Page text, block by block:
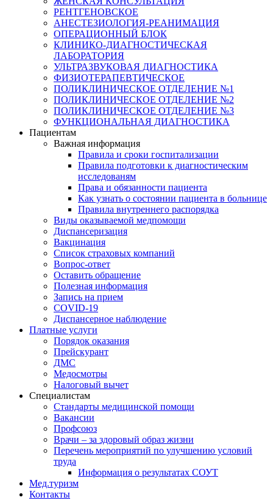
РЕНТГЕНОВСКОЕ
АНЕСТЕЗИОЛОГИЯ-РЕАНИМАЦИЯ
ОПЕРАЦИОННЫЙ БЛОК
КЛИНИКО-ДИАГНОСТИЧЕСКАЯ
ЛАБОРАТОРИЯ
УЛЬТРАЗВУКОВАЯ ДИАГНОСТИКА
ФИЗИОТЕРАПЕВТИЧЕСКОЕ
ПОЛИКЛИНИЧЕСКОЕ ОТДЕЛЕНИЕ №1
ПОЛИКЛИНИЧЕСКОЕ ОТДЕЛЕНИЕ №2
ПОЛИКЛИНИЧЕСКОЕ ОТДЕЛЕНИЕ №3
ФУНКЦИОНАЛЬНАЯ ДИАГНОСТИКА
Пациентам
Важная информация
Правила и сроки госпитализации
Правила подготовки к диагностическим
исследованям
Права и обязанности пациента
Как узнать о состоянии пациента в больнице
Правила внутреннего распорядка
Виды оказываемой медпомощи
Диспансеризация
Вакцинация
Список страховых компаний
Вопрос-ответ
Оставить обращение
Полезная информация
Запись на прием
COVID-19
Диспансерное наблюдение
Платные услуги
Порядок оказания
Прейскурант
ДМС
Медосмотры
Налоговый вычет
Специалистам
Стандарты медицинской помощи
Вакансии
Профсоюз
Врачи – за здоровый образ жизни
Перечень мероприятий по улучшению условий
труда
Информация о результатах СОУТ
Мед.туризм
Контакты